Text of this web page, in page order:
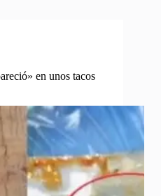
en unos tacos